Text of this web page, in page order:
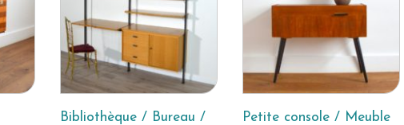
Bibliothèque / Bureau /
Petite console / Meuble